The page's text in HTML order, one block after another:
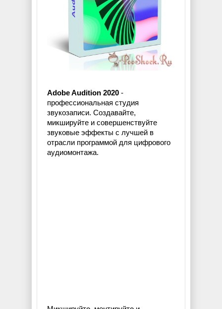
Adobe Audition 2020 -
профессиональная студия
звукозаписи. Создавайте,
микшируйте и совершенствуйте
звуковые эффекты с лучшей в
отрасли программой для цифрового
аудиомонтажа.